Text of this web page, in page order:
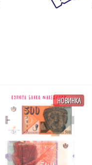
НОВИНКА